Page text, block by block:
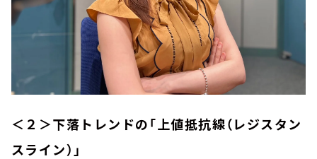
＜２＞下落トレンドの「上値抵抗線（レジスタン
スライン）」